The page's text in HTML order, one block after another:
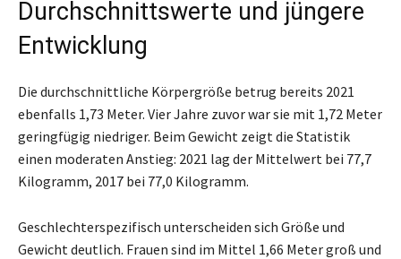
Durchschnittswerte und jüngere
Entwicklung
Die durchschnittliche Körpergröße betrug bereits 2021
ebenfalls 1,73 Meter. Vier Jahre zuvor war sie mit 1,72 Meter
geringfügig niedriger. Beim Gewicht zeigt die Statistik
einen moderaten Anstieg: 2021 lag der Mittelwert bei 77,7
Kilogramm, 2017 bei 77,0 Kilogramm.
Geschlechterspezifisch unterscheiden sich Größe und
Gewicht deutlich. Frauen sind im Mittel 1,66 Meter groß und